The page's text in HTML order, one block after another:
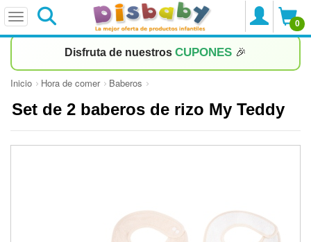
0
Disfruta de nuestros CUPONES 🎉
Inicio Hora de comer Baberos
Set de 2 baberos de rizo My Teddy